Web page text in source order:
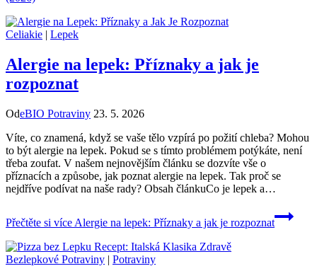
Celiakie | Lepek
Alergie na lepek: Příznaky a jak je
rozpoznat
OdeBIO Potraviny 23. 5. 2026
Víte, co znamená, když se vaše tělo vzpírá po požití chleba? Mohou
to být alergie na lepek. Pokud se s tímto problémem potýkáte, není
třeba zoufat. V našem nejnovějším článku se dozvíte vše o
příznacích a způsobe, jak poznat alergie na lepek. Tak proč se
nejdříve podívat na naše rady? Obsah článkuCo je lepek a…
Přečtěte si více Alergie na lepek: Příznaky a jak je rozpoznat
Bezlepkové Potraviny | Potraviny